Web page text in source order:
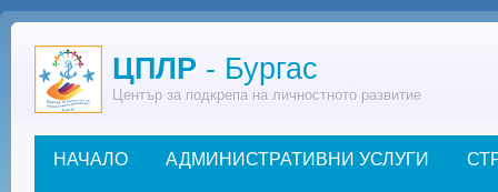
Премини към основното съдържание
ЦПЛР - Бургас
Център за подкрепа на личностното развитие
Основно меню
НАЧАЛО АДМИНИСТРАТИВНИ УСЛУГИ